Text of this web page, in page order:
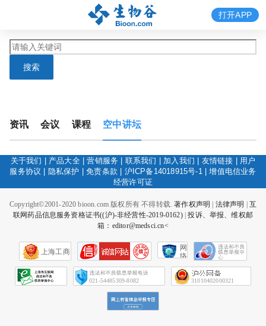
搜索
打开APP
资讯 会议 课程 空中讲坛
关于我们 产品大全|营销服务 联系我们 加入我们 友情链接
用户
服务协议
隐私保护 |免责条款 沪ICP备14018915号-1|增值电信业务
经营许可证
Copyright©2001-2020 bioon.com 版权所有 不得转载.著作权声明 法律声明
互
联网药品信息服务资格证书((沪)-非经营性-2019-0162)|投诉、举报、维权邮
箱：editor@medsci.cn<
上海工商
网
络
会
征
021-54485309-8082 31010402000321